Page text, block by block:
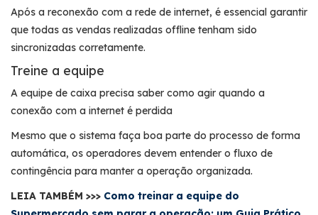
Após a reconexão com a rede de internet, é essencial garantir
que todas as vendas realizadas offline tenham sido
sincronizadas corretamente.
Treine a equipe
A equipe de caixa precisa saber como agir quando a
conexão com a internet é perdida
Mesmo que o sistema faça boa parte do processo de forma
automática, os operadores devem entender o fluxo de
contingência para manter a operação organizada.
LEIA TAMBÉM >>> Como treinar a equipe do